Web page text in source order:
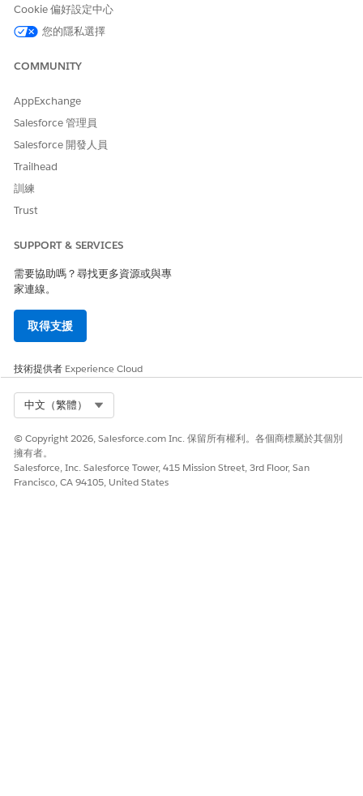
選取動作計畫範本以建立此動作計畫。
視需要選取「略過工作的不工作日數
若要檢閱提供的詳細資料,請按一下「
建立動作計畫的考量事項
建立動作計畫之前,請先檢閱這些考量事項。
執行動作計畫的考量事項
若要執行動作計畫,請檢閱這些考量事項。
另請參照：
Salesforce 說明：變更記錄的擁有者
Salesforce 說明：在 Lightning Experience 中使用手動共用授
與記錄的存取權
請讓我們知道，以便我們改進！
Cookie 偏好設定中心
您的隱私選擇
COMMUNITY
AppExchange
Salesforce 管理員
Salesforce 開發人員
Trailhead
訓練
Trust
SUPPORT & SERVICES
需要協助嗎？尋找更多資源或與專
家連線。
取得支援
技術提供者 Experience Cloud
中文（繁體）
© Copyright 2026, Salesforce.com Inc. 保留所有權利。各個商標屬於其個別
擁有者。
Salesforce, Inc. Salesforce Tower, 415 Mission Street, 3rd Floor, San
Francisco, CA 94105, United States